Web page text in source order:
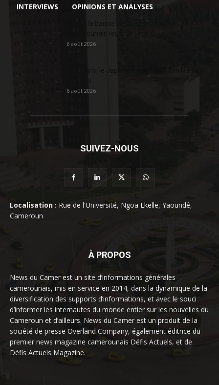
INTERVIEWS OPINIONS ET ANALYSES
6 août 2026
6 août 2026
SUIVEZ-NOUS
Localisation : Rue de l'Université, Ngoa Ekelle, Yaoundé,
Cameroun
À PROPOS
News du Camer est un site d’informations générales
camerounais, mis en service en 2014, dans la dynamique de la
diversification des supports d’informations, et avec le souci
d’informer les internautes du monde entier sur les nouvelles du
Cameroun et d’ailleurs. News du Camer est un produit de la
société de presse Overland Company, également éditrice du
premier news magazine camerounais Défis Actuels, et de
Défis Actuels Magazine.